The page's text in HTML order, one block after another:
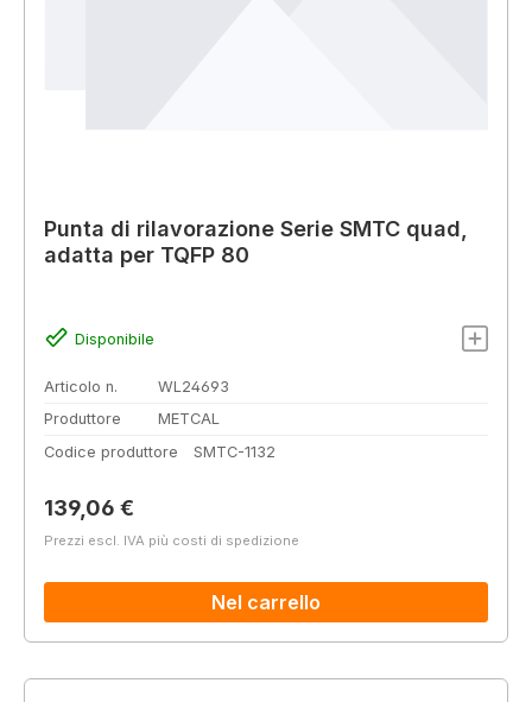
Punta di rilavorazione Serie SMTC quad,
adatta per TQFP 80
Disponibile
Articolo n.
WL24693
Produttore
METCAL
Codice produttore
SMTC-1132
Prezzo normale:
139,06 €
Prezzi escl. IVA più costi di spedizione
Nel carrello